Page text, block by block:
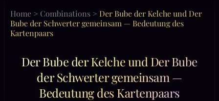
Home > Combinations > Der Bube der Kelche und Der
Bube der Schwerter gemeinsam — Bedeutung des
Kartenpaars
Der Bube der Kelche und Der Bube
der Schwerter gemeinsam —
Bedeutung des Kartenpaars